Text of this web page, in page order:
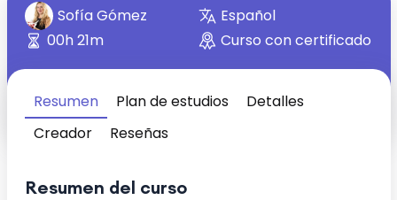
Sofía Gómez
Español
00h 21m
Curso con certificado
Resumen Plan de estudios
Detalles
Creador
Reseñas
Resumen del curso